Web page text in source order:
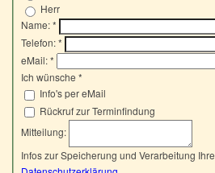
Herr
Name:*
Telefon:*
eMail:*
Ich wünsche*
Info's per eMail
Rückruf zur Terminfindung
Mitteilung:
Infos zur Speicherung und Verarbeitung